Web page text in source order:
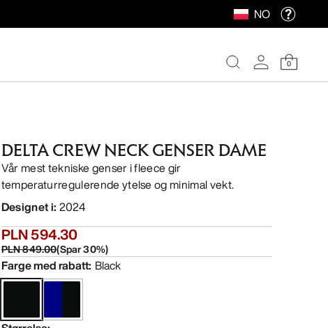
NO
0
DELTA CREW NECK GENSER DAME
Vår mest tekniske genser i fleece gir
temperaturregulerende ytelse og minimal vekt.
Designet i: 2024
PLN 594.30
PLN 849.00(Spar30%)
Farge med rabatt: Black